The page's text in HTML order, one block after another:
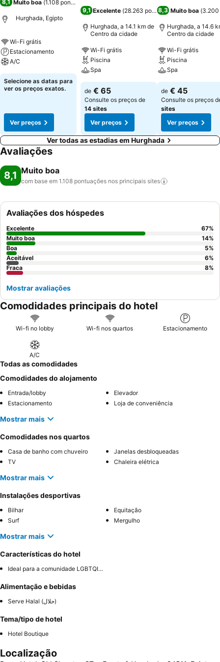
8,1 Muito boa (1.108 pontuações
Hurghada, Egipto
Wi-Fi grátis
Estacionamento
A/C
Selecione as datas para
ver os preços exatos.
Ver preços
9,1 Excelente (28.263 pontuações)
Hurghada, a 14.1 km de
Centro da cidade
Wi-Fi grátis
Piscina
Spa
de € 65
Consulte os preços de
14 sites
Ver preços
8,3 Muito boa (3.200
Hurghada, a 14.6
Centro da cidade
Wi-Fi grátis
Piscina
Spa
de € 45
Consulte os preços
sites
Ver preços
Ver todas as estadias em Hurghada
Avaliações
8,1 Muito boa
com base em 1.108 pontuações nos principais sites
Avaliações dos hóspedes
Excelente 67%
Muito boa
14%
Boa
5%
Aceitável
6%
Fraca
8%
Mostrar avaliações
Comodidades principais do hotel
Wi-fi no lobby Wi-fi nos quartos Estacionamento
A/C
Todas as comodidades
Comodidades do alojamento
Entrada/lobby
Elevador
Estacionamento
Loja de conveniência
Mostrar mais
Comodidades nos quartos
Casa de banho com chuveiro
Janelas desbloqueadas
TV
Chaleira elétrica
Mostrar mais
Instalações desportivas
Bilhar
Equitação
Surf
Mergulho
Mostrar mais
Características do hotel
Ideal para a comunidade LGBTQIA+
Alimentação e bebidas
Serve Halal (حلال)
Tema/tipo de hotel
Hotel Boutique
Localização